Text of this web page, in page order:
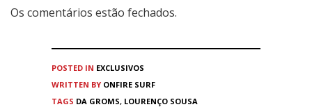
Os comentários estão fechados.
POSTED IN EXCLUSIVOS
WRITTEN BY ONFIRE SURF
TAGS DA GROMS, LOURENÇO SOUSA